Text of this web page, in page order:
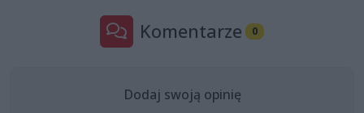
Komentarze 0
Dodaj swoją opinię